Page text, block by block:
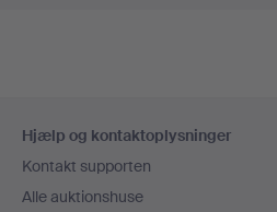
Hjælp og kontaktoplysninger
Kontakt supporten
Alle auktionshuse